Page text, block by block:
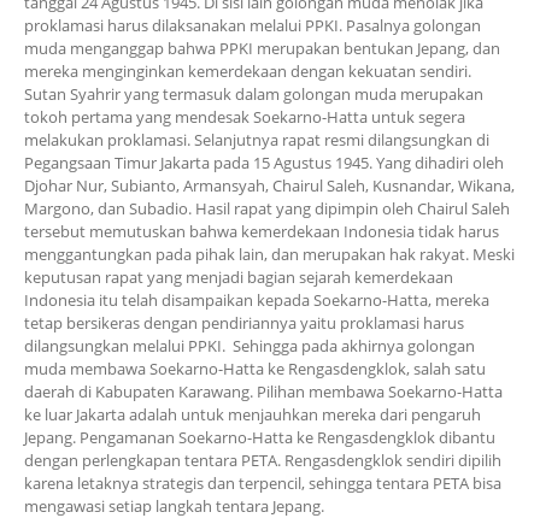
proklamasi harus dilaksanakan melalui PPKI. Pasalnya golongan
muda menganggap bahwa PPKI merupakan bentukan Jepang, dan
mereka menginginkan kemerdekaan dengan kekuatan sendiri.
Sutan Syahrir yang termasuk dalam golongan muda merupakan
tokoh pertama yang mendesak Soekarno-Hatta untuk segera
melakukan proklamasi. Selanjutnya rapat resmi dilangsungkan di
Pegangsaan Timur Jakarta pada 15 Agustus 1945. Yang dihadiri oleh
Djohar Nur, Subianto, Armansyah, Chairul Saleh, Kusnandar, Wikana,
Margono, dan Subadio. Hasil rapat yang dipimpin oleh Chairul Saleh
tersebut memutuskan bahwa kemerdekaan Indonesia tidak harus
menggantungkan pada pihak lain, dan merupakan hak rakyat. Meski
keputusan rapat yang menjadi bagian sejarah kemerdekaan
Indonesia itu telah disampaikan kepada Soekarno-Hatta, mereka
tetap bersikeras dengan pendiriannya yaitu proklamasi harus
dilangsungkan melalui PPKI. Sehingga pada akhirnya golongan
muda membawa Soekarno-Hatta ke Rengasdengklok, salah satu
daerah di Kabupaten Karawang. Pilihan membawa Soekarno-Hatta
ke luar Jakarta adalah untuk menjauhkan mereka dari pengaruh
Jepang. Pengamanan Soekarno-Hatta ke Rengasdengklok dibantu
dengan perlengkapan tentara PETA. Rengasdengklok sendiri dipilih
karena letaknya strategis dan terpencil, sehingga tentara PETA bisa
mengawasi setiap langkah tentara Jepang.